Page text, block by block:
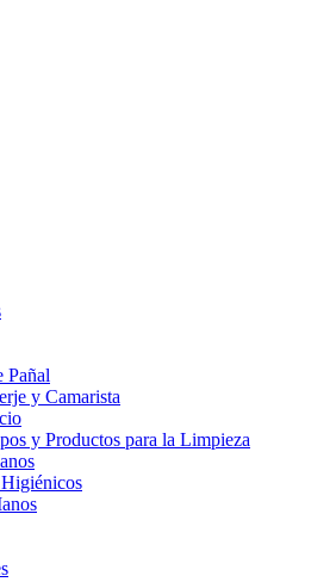
Pañal
y Camarista
y Productos para la Limpieza